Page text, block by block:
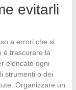
evitarli
a errori che si
è trascurare la
elencato ogni
strumenti o dei
Organizzare un